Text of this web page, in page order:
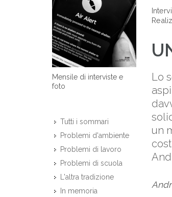
Mensile di interviste e
foto
Tutti i sommari
Problemi d'ambiente
Problemi di lavoro
Problemi di scuola
L'altra tradizione
In memoria
Lo
un